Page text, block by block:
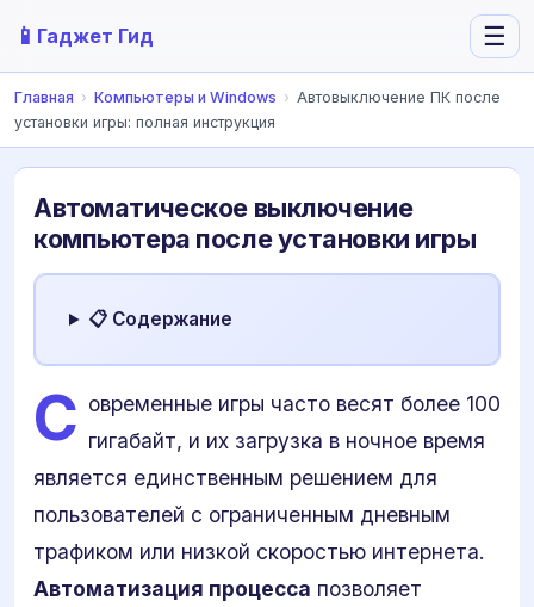
📱 Гаджет Гид ☰
Главная › Компьютеры и Windows › Автовыключение ПК после
установки игры: полная инструкция
Автоматическое выключение
компьютера после установки игры
📋 Содержание
С овременные игры часто весят более 100
гигабайт, и их загрузка в ночное время
является единственным решением для
пользователей с ограниченным дневным
трафиком или низкой скоростью интернета.
Автоматизация процесса позволяет